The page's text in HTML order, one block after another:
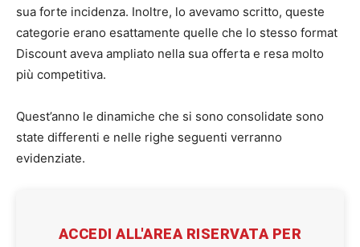
sua forte incidenza. Inoltre, lo avevamo scritto, queste
categorie erano esattamente quelle che lo stesso format
Discount aveva ampliato nella sua offerta e resa molto
più competitiva.
Quest’anno le dinamiche che si sono consolidate sono
state differenti e nelle righe seguenti verranno
evidenziate.
ACCEDI ALL'AREA RISERVATA PER